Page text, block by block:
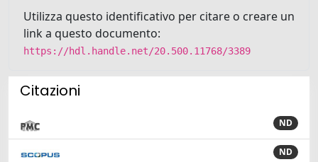
Utilizza questo identificativo per citare o creare un
link a questo documento:
https://hdl.handle.net/20.500.11768/3389
Citazioni
ND
ND